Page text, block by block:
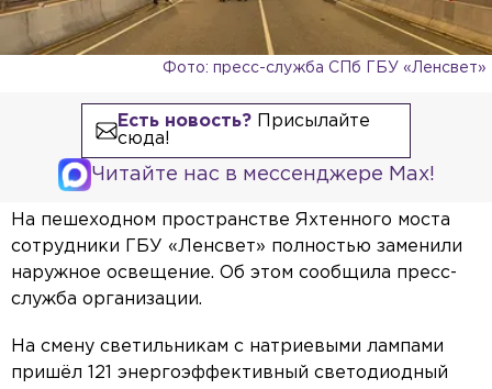
Фото: пресс-служба СПб ГБУ «Ленсвет»
Есть новость?Присылайте
сюда!
Читайте нас в мессенджере Max!
На пешеходном пространстве Яхтенного моста
сотрудники ГБУ «Ленсвет» полностью заменили
наружное освещение. Об этом сообщила пресс-
служба организации.
На смену светильникам с натриевыми лампами
пришёл 121 энергоэффективный светодиодный